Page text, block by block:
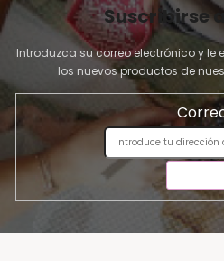
Suscribirse
Introduzca su correo electrónico y le
los nuevos productos de